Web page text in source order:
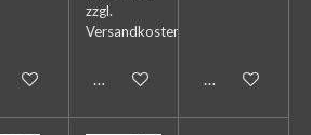
Warenkorb
zzgl.
Versandkosten
In den WarenkorbBei